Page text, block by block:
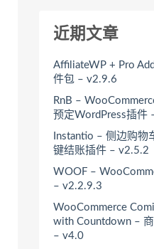
近期文章
AffiliateWP + Pro
件包 – v2.9.6
RnB –
预定WordPress插件
Instantio – 侧边购物
键结账插件 – v2.5.2
WOOF –
– v2.2.9.3
WooCommerce
with Countdown –
– v4.0